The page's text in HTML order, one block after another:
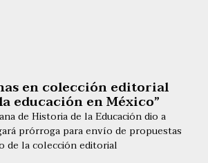
en colección editorial
educación en México”
de Historia de la Educación dio a
prórroga para envío de propuestas
de la colección editorial